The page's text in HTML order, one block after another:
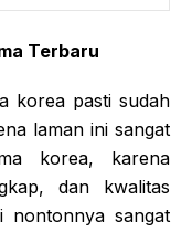
Terbaru
korea pasti sudah
laman ini sangat
korea, karena
dan kwalitas
nontonnya sangat